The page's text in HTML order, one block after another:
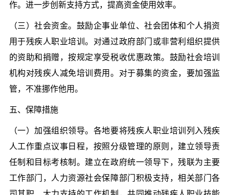
作。进一步创新支持方式，提高资金使用效率。
（三）社会资金。鼓励企事业单位、社会团体和个人捐资
用于残疾人职业培训。对通过政府部门或非营利组织提供
的资助和捐赠，按规定享受税收优惠政策。鼓励社会培训
机构对残疾人减免培训费用。对于募集的资金，要加强监
管，不准挪作他用。
五、保障措施
（一）加强组织领导。各地要将残疾人职业培训列入残疾
人工作重点议事日程，按照分级管理的原则，建立领导责
任制和目标考核制。建立在政府统一领导下，残联为主要
工作部门，人力资源社会保障部门积极支持，相关部门各